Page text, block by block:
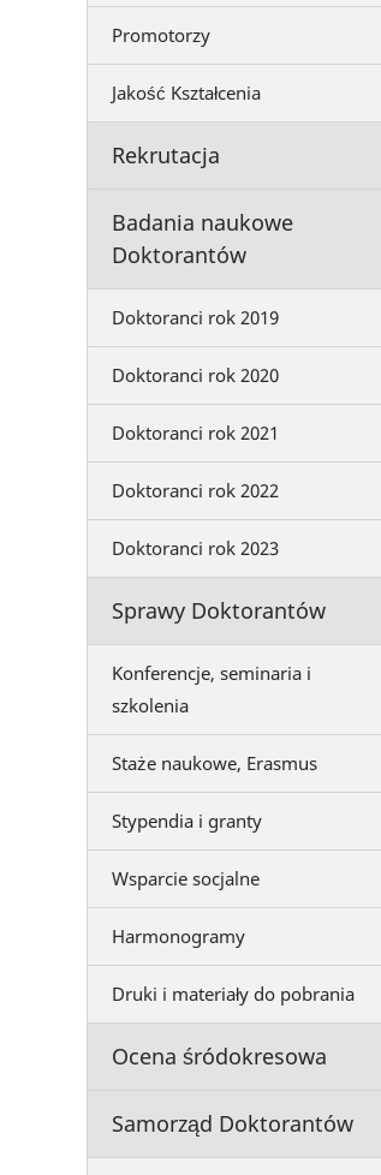
Promotorzy
Jakość Kształcenia
Rekrutacja
Badania naukowe
Doktorantów
Doktoranci rok 2019
Doktoranci rok 2020
Doktoranci rok 2021
Doktoranci rok 2022
Doktoranci rok 2023
Sprawy Doktorantów
Konferencje, seminaria i
szkolenia
Staże naukowe, Erasmus
Stypendia i granty
Wsparcie socjalne
Harmonogramy
Druki i materiały do pobrania
Ocena śródokresowa
Samorząd Doktorantów